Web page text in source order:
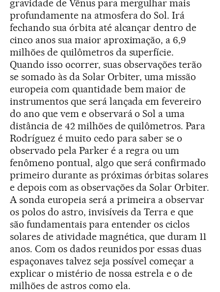
gravidade de Vênus para mergulhar mais
profundamente na atmosfera do Sol. Irá
fechando sua órbita até alcançar dentro de
cinco anos sua maior aproximação, a 6,9
milhões de quilômetros da superfície.
Quando isso ocorrer, suas observações terão
se somado às da Solar Orbiter, uma missão
europeia com quantidade bem maior de
instrumentos que será lançada em fevereiro
do ano que vem e observará o Sol a uma
distância de 42 milhões de quilômetros. Para
Rodríguez é muito cedo para saber se o
observado pela Parker é a regra ou um
fenômeno pontual, algo que será confirmado
primeiro durante as próximas órbitas solares
e depois com as observações da Solar Orbiter.
A sonda europeia será a primeira a observar
os polos do astro, invisíveis da Terra e que
são fundamentais para entender os ciclos
solares de atividade magnética, que duram 11
anos. Com os dados reunidos por essas duas
espaçonaves talvez seja possível começar a
explicar o mistério de nossa estrela e o de
milhões de astros como ela.